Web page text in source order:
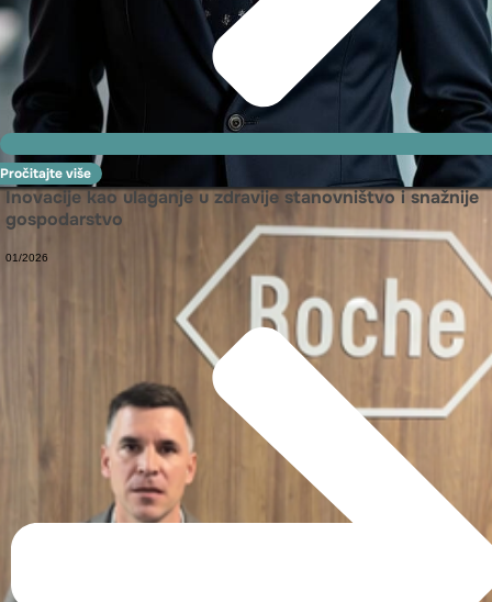
Pročitajte više
Inovacije kao ulaganje u zdravije stanovništvo i snažnije
gospodarstvo
01/2026